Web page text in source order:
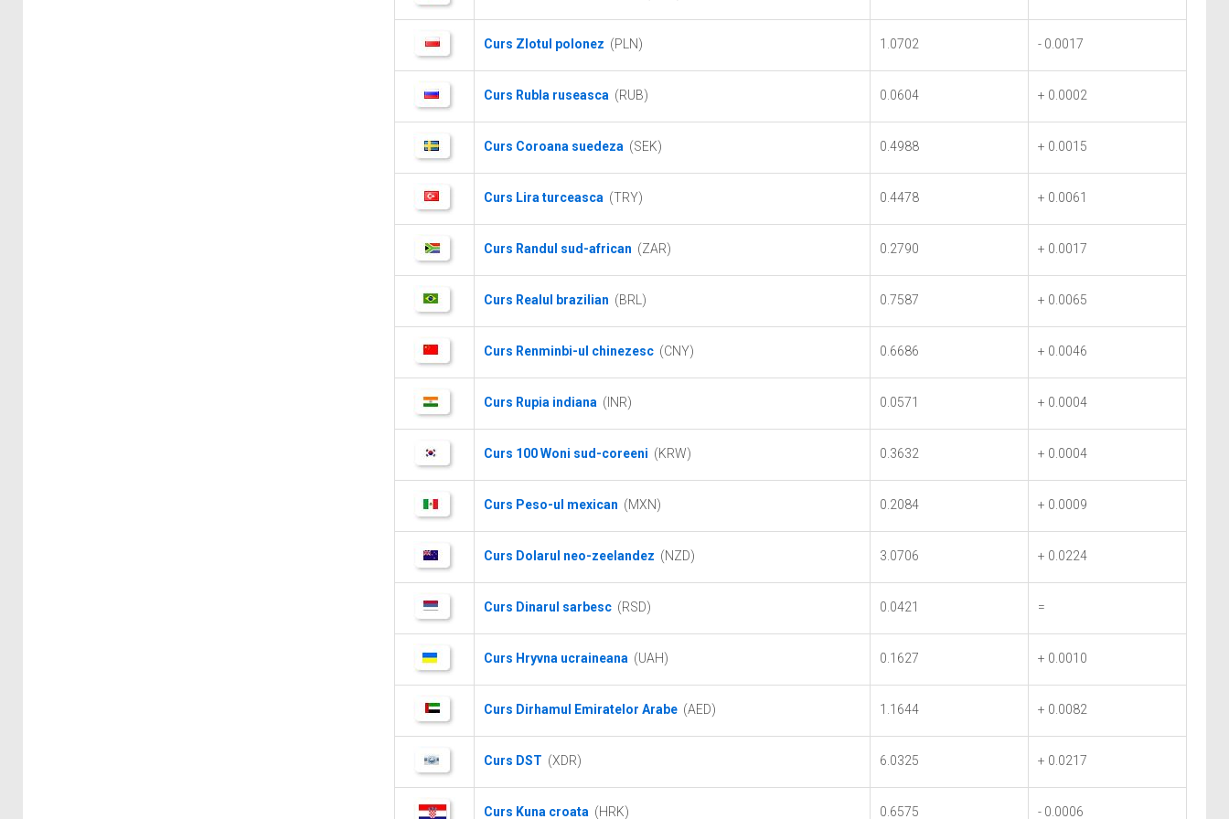
Curs Zlotul polonez (PLN) 1.0702 - 0.0017
Curs Rubla ruseasca (RUB) 0.0604 + 0.0002
Curs Coroana suedeza (SEK) 0.4988 + 0.0015
Curs Lira turceasca (TRY) 0.4478 + 0.0061
Curs Randul sud-african (ZAR) 0.2790 + 0.0017
Curs Realul brazilian (BRL) 0.7587 + 0.0065
Curs Renminbi-ul chinezesc (CNY) 0.6686 + 0.0046
Curs Rupia indiana (INR) 0.0571 + 0.0004
Curs 100 Woni sud-coreeni (KRW) 0.3632 + 0.0004
Curs Peso-ul mexican (MXN) 0.2084 + 0.0009
Curs Dolarul neo-zeelandez (NZD) 3.0706 + 0.0224
Curs Dinarul sarbesc (RSD) 0.0421 =
Curs Hryvna ucraineana (UAH) 0.1627 + 0.0010
Curs Dirhamul Emiratelor Arabe (AED) 1.1644 + 0.0082
Curs DST (XDR) 6.0325 + 0.0217
Curs Kuna croata (HRK) 0.6575 - 0.0006